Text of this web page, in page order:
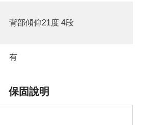
背部傾仰21度 4段
有
保固說明